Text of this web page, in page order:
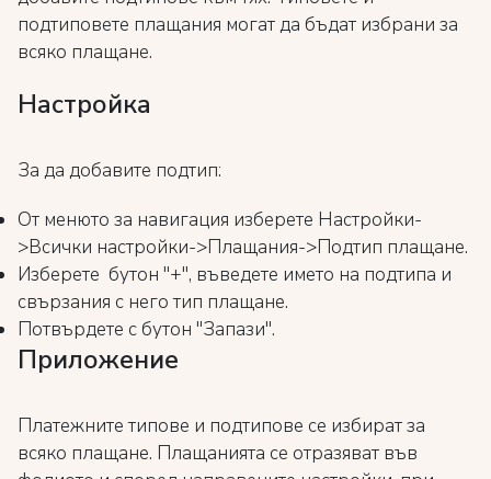
подтиповете плащания могат да бъдат избрани за
всяко плащане.
Настройка
За да добавите подтип:
От менюто за навигация изберете Настройки-
>Всички настройки->Плащания->Подтип плащане.
Изберете бутон "+", въведете името на подтипа и
свързания с него тип плащане.
Потвърдете с бутон "Запази".
Приложение
Платежните типове и подтипове се избират за
всяко плащане. Плащанията се отразяват във